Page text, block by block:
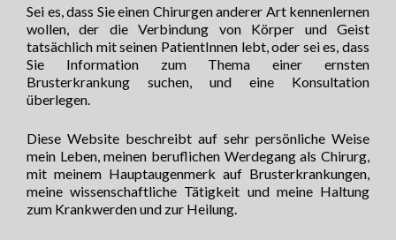
Sei es, dass Sie einen Chirurgen anderer Art kennenlernen
wollen, der die Verbindung von Körper und Geist
tatsächlich mit seinen PatientInnen lebt, oder sei es, dass
Sie Information zum Thema einer ernsten
Brusterkrankung suchen, und eine Konsultation
überlegen.
Diese Website beschreibt auf sehr persönliche Weise
mein Leben, meinen beruflichen Werdegang als Chirurg,
mit meinem Hauptaugenmerk auf Brusterkrankungen,
meine wissenschaftliche Tätigkeit und meine Haltung
zum Krankwerden und zur Heilung.